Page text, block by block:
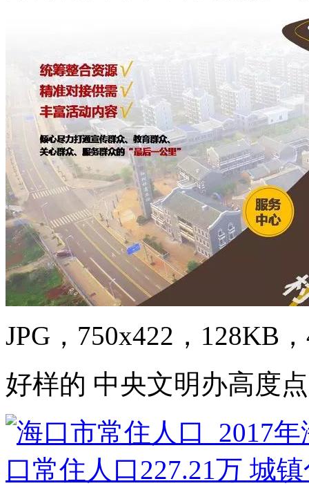
JPG，750x422，128KB
好样的 中央文明办高度